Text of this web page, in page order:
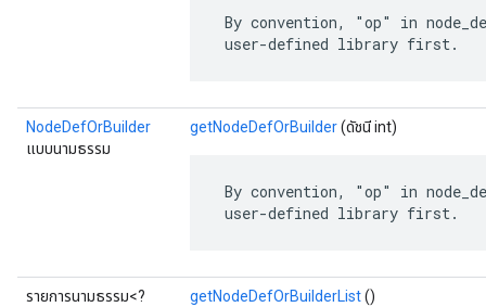
By convention, "op" in
user-defined library first.
NodeDefOrBuilder
แบบนามธรรม
getNodeDefOrBuilder(ดัชนี int)
By convention, "op" in
user-defined library first.
รายการนามธรรม<? getNodeDefOrBuilderList()